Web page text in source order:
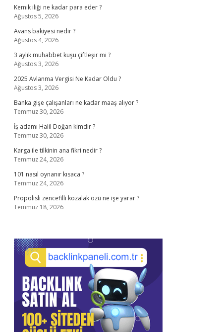
Kemik iliği ne kadar para eder ?
Ağustos 5, 2026
Avans bakiyesi nedir ?
Ağustos 4, 2026
3 aylık muhabbet kuşu çiftleşir mi ?
Ağustos 3, 2026
2025 Avlanma Vergisi Ne Kadar Oldu ?
Ağustos 3, 2026
Banka gişe çalışanları ne kadar maaş alıyor ?
Temmuz 30, 2026
İş adamı Halil Doğan kimdir ?
Temmuz 30, 2026
Karga ile tilkinin ana fikri nedir ?
Temmuz 24, 2026
101 nasıl oynanır kısaca ?
Temmuz 24, 2026
Propolisli zencefilli kozalak özü ne işe yarar ?
Temmuz 18, 2026